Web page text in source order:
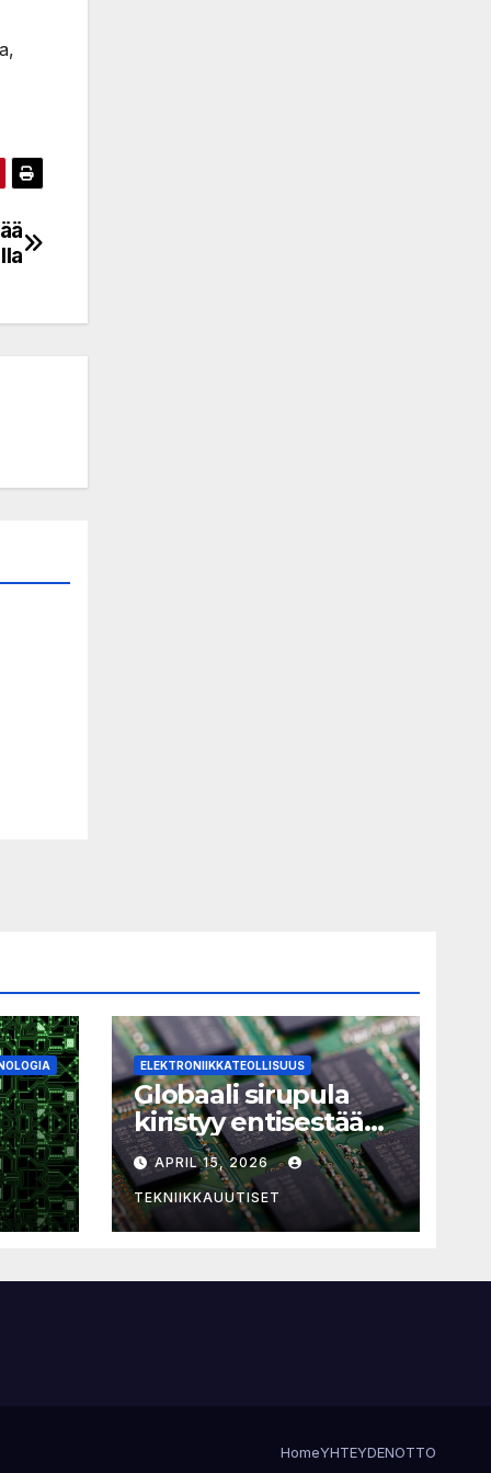
ELEKTRONIIKKATEOLLISUUS
Globaali sirupula
kiristyy entisestään:
laitehankintoja ei
kannata pitkittää
APRIL 15, 2026
TEKNIIKKAUUTISET
HomeYHTEYDENOTTO